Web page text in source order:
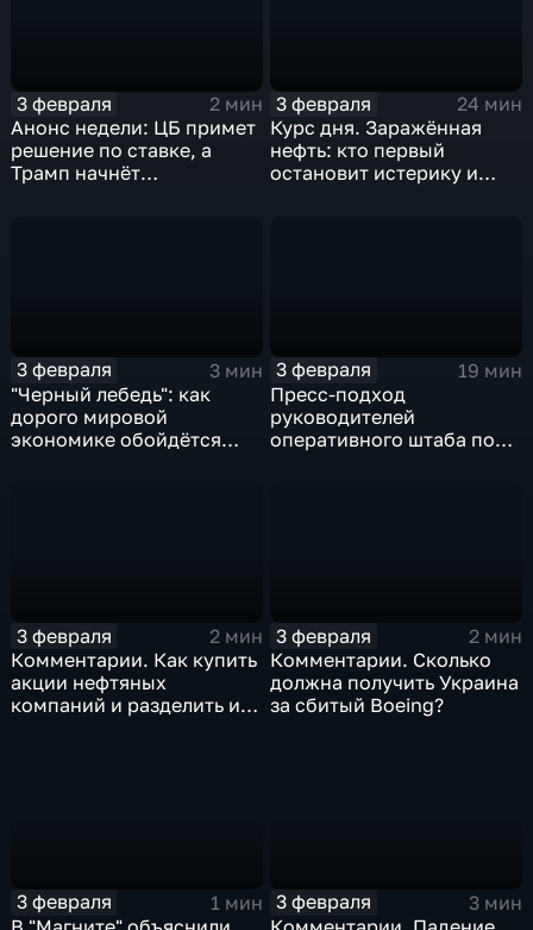
3 февраля
2 мин
Анонс недели: ЦБ примет
решение по ставке, а
Трамп начнёт
3 февраля
24 мин
Курс дня. Заражённая
нефть: кто первый
остановит истерику и
3 февраля
3 мин
"Черный лебедь": как
дорого мировой
экономике обойдётся
3 февраля
19 мин
Пресс-подход
руководителей
оперативного штаба по
3 февраля
2 мин
Комментарии. Как купить
акции нефтяных
компаний и разделить их
3 февраля
2 мин
Комментарии. Сколько
должна получить Украина
за сбитый Boeing?
3 февраля
1 мин
3 февраля
3 мин